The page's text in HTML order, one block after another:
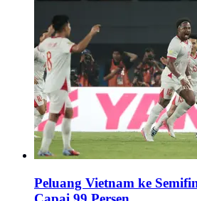
Peluang Vietnam ke